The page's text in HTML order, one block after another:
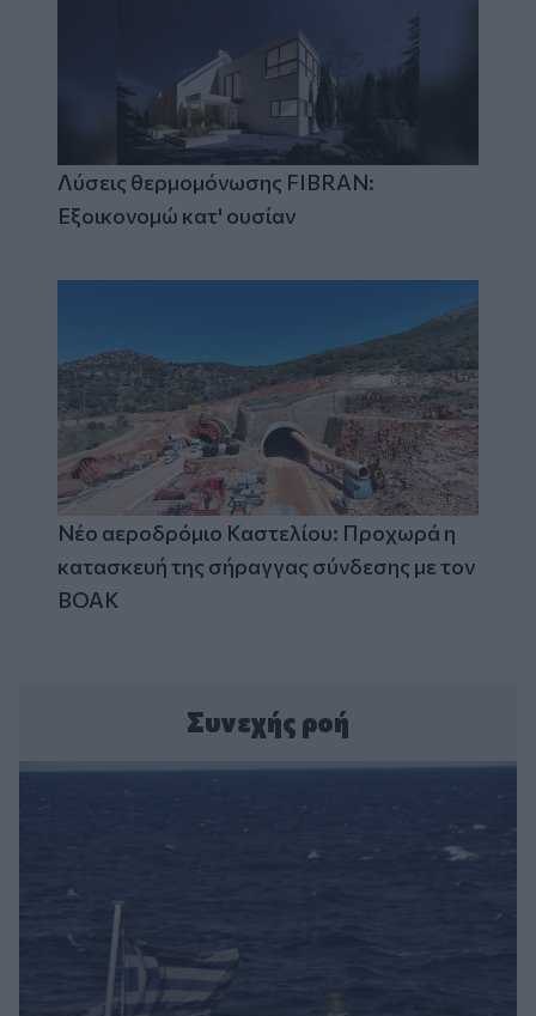
Λύσεις θερμομόνωσης FIBRAN:
Εξοικονομώ κατ' ουσίαν
Νέο αεροδρόμιο Καστελίου: Προχωρά η
κατασκευή της σήραγγας σύνδεσης με τον
ΒΟΑΚ
Συνεχής ροή